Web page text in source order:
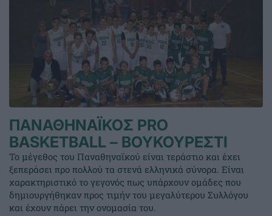
ΠΑΝΑΘΗΝΑΪΚΟΣ PRO
BASKETBALL – ΒΟΥΚΟΥΡΕΣΤΙ
Το μέγεθος του Παναθηναϊκού είναι τεράστιο και έχει
ξεπεράσει προ πολλού τα στενά ελληνικά σύνορα. Είναι
χαρακτηριστικό το γεγονός πως υπάρχουν ομάδες που
δημιουργήθηκαν προς τιμήν του μεγαλύτερου Συλλόγου
και έχουν πάρει την ονομασία του.